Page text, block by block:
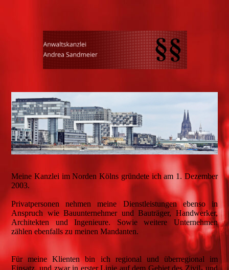
Meine Kanzlei im Norden Kölns gründete ich am 1. Dezember
2003.
Privatpersonen nehmen meine Dienstleistungen ebenso in
Anspruch wie Bauunternehmer und Bauträger, Handwerker,
Architekten und Ingenieure. Sowie weitere Unternehmen
zählen ebenfalls zu meinen Mandanten.
Für meine Klienten bin ich regional und überregional im
Einsatz, und zwar in erster Linie auf dem Gebiet des Zivil- und